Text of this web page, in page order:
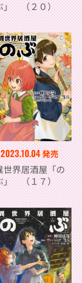
」 （２０）
2023.10.04発売
世界居酒屋「の
」 （１７）